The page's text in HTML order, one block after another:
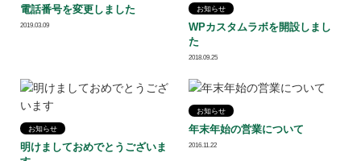
電話番号を変更しました
2019.03.09
お知らせ
WPカスタムラボを開設しまし
た
2018.09.25
お知らせ
明けましておめでとうございま
お知らせ
年末年始の営業について
2016.11.22